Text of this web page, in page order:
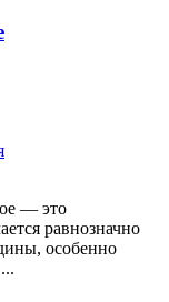
— это
равнозначно
особенно